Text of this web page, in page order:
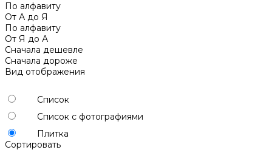
По алфавиту
От А до Я
По алфавиту
От Я до А
Сначала дешевле
Сначала дороже
Вид отображения
Список
Список с фотографиями
Плитка
Сортировать